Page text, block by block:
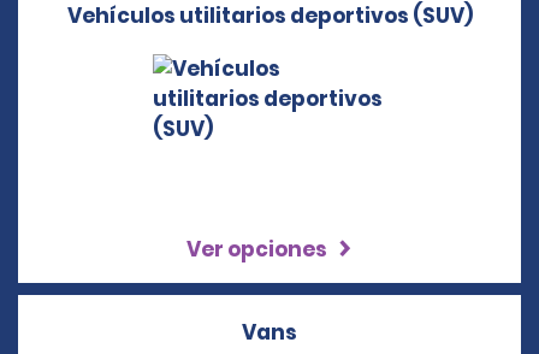
Vehículos utilitarios deportivos (SUV)
Ver opciones
Vans